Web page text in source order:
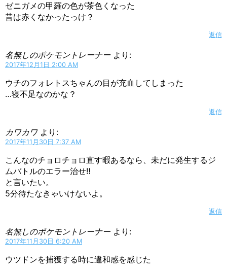
ゼニガメの甲羅の色が茶色くなった
昔は赤くなかったっけ？
返信
名無しのポケモントレーナー より:
2017年12月1日 2:00 AM
ウチのフォレトスちゃんの目が充血してしまった
…寝不足なのかな？
返信
カワカワ より:
2017年11月30日 7:37 AM
こんなのチョロチョロ直す暇あるなら、未だに発生するジ
ムバトルのエラー治せ‼︎
と言いたい。
5分待たなきゃいけないよ。
返信
名無しのポケモントレーナー より:
2017年11月30日 6:20 AM
ウツドンを捕獲する時に違和感を感じた